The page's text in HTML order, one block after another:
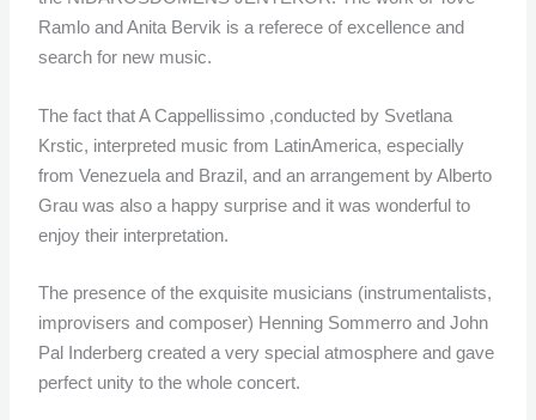
Ramlo and Anita Bervik is a referece of excellence and
search for new music.
The fact that A Cappellissimo ,conducted by Svetlana
Krstic, interpreted music from LatinAmerica, especially
from Venezuela and Brazil, and an arrangement by Alberto
Grau was also a happy surprise and it was wonderful to
enjoy their interpretation.
The presence of the exquisite musicians (instrumentalists,
improvisers and composer) Henning Sommerro and John
Pal Inderberg created a very special atmosphere and gave
perfect unity to the whole concert.